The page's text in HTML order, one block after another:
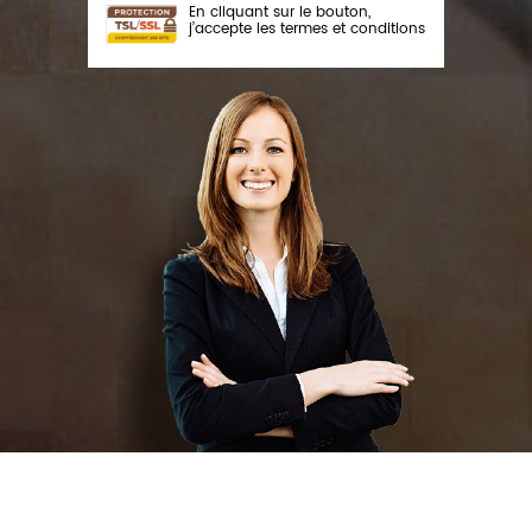
En cliquant sur le bouton,
j’accepte les termes et conditions